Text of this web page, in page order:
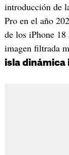
introducción de
Pro en el año
de los iPhone 18
imagen filtrada
isla dinámica